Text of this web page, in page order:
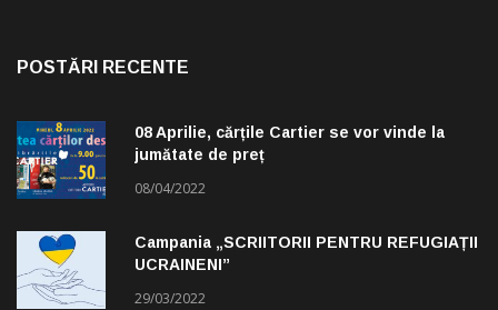
POSTĂRI RECENTE
08 Aprilie, cărțile Cartier se vor vinde la
jumătate de preț
08/04/2022
Campania „SCRIITORII PENTRU REFUGIAȚII
UCRAINENI”
29/03/2022